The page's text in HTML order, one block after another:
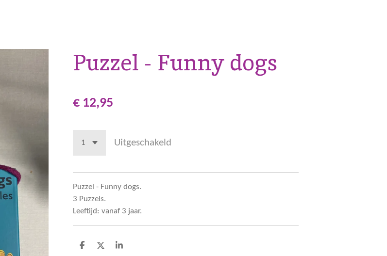
Puzzel - Funny dogs
€ 12,95
Uitgeschakeld
Puzzel - Funny dogs.
3 Puzzels.
Leeftijd: vanaf 3 jaar.
D
D
S